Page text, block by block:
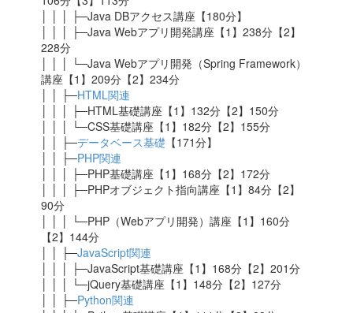
│ │ │ ├─Java DBアクセス講座【180分】
│ │ │ ├─Java Webアプリ開発講座【1】238分【2】
228分
│ │ │ └─Java Webアプリ開発（Spring Framework）
講座 【1】209分【2】234分
│ │ ├─HTML関連
│ │ │ ├─HTML基礎講座【1】132分【2】150分
│ │ │ └─CSS基礎講座【1】182分【2】155分
│ │ ├─データベース基礎 【171分】
│ │ ├─PHP関連
│ │ │ ├─PHP基礎講座【1】168分【2】172分
│ │ │ ├─PHPオブジェクト指向講座【1】84分【2】
90分
│ │ │ └─PHP（Webアプリ開発）講座【1】160分
【2】144分
│ │ ├─JavaScript関連
│ │ │ ├─JavaScript基礎講座【1】168分【2】201分
│ │ │ └─jQuery基礎講座【1】148分【2】127分
│ │ ├─Python関連